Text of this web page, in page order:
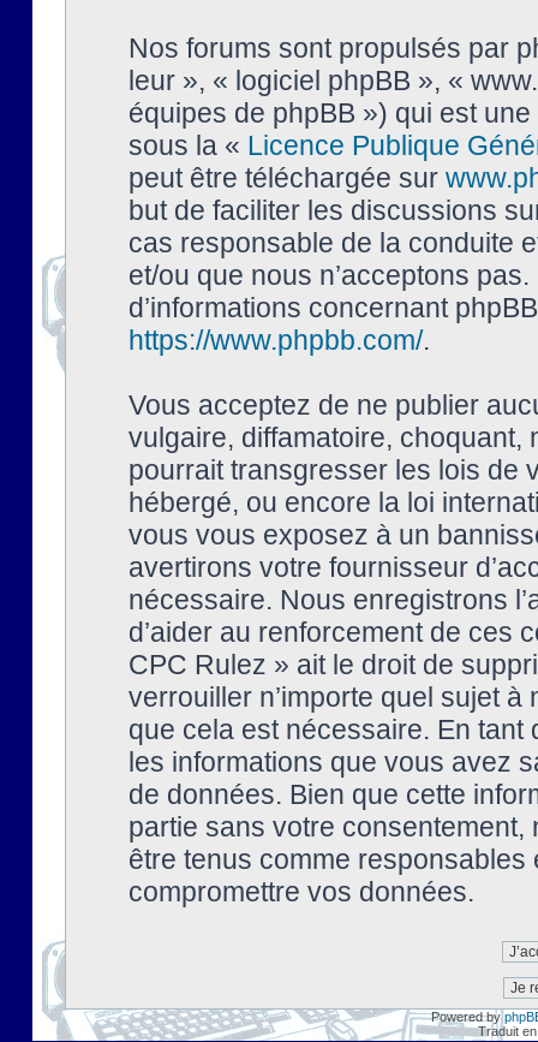
Nos forums sont propulsés par
leur », « logiciel phpBB », «
équipes de phpBB ») qui est
sous la « Licence Publique
peut être téléchargée sur
but de faciliter les discussions
cas responsable de la conduite
et/ou que nous n’acceptons
d’informations concernant
https://www.phpbb.com/.
Vous acceptez de ne publier
vulgaire, diffamatoire, choquant,
pourrait transgresser les lois de
hébergé, ou encore la loi
vous vous exposez à un
avertirons votre fournisseur
nécessaire. Nous enregistrons
d’aider au renforcement de ces
CPC Rulez » ait le droit de
verrouiller n’importe quel sujet à
que cela est nécessaire. En tant
les informations que vous avez
de données. Bien que cette
partie sans votre
être tenus comme
compromettre vos données.
Powered by
Traduit